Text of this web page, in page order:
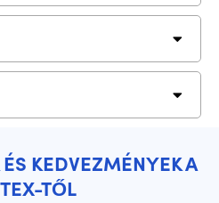
KEDVEZMÉNYEK A
TŐL